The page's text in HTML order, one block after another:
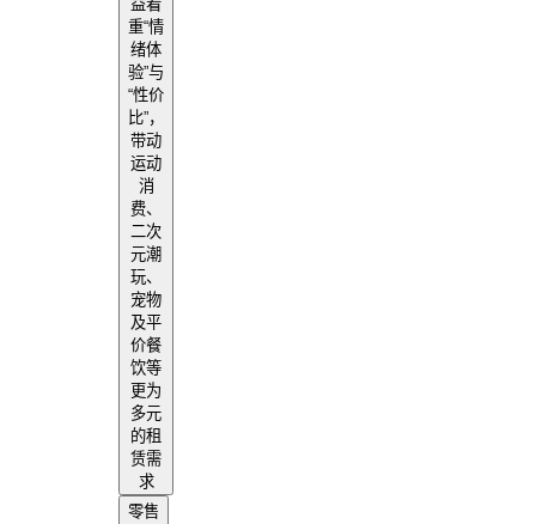
益看
重“情
绪体
验”与
“性价
比”，
带动
运动
消
费、
二次
元潮
玩、
宠物
及平
价餐
饮等
更为
多元
的租
赁需
求
零售